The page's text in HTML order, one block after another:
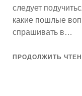
следует
какие пошлые
спрашивать в…
ПРОДОЛЖИТЬ